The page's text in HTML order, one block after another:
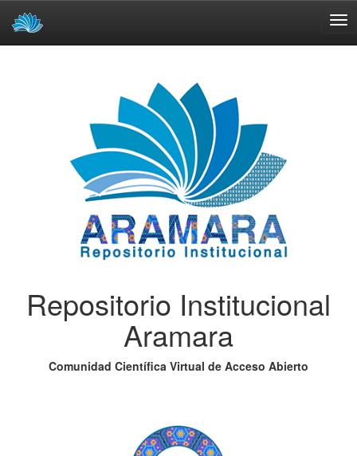
Repositorio Institucional
Aramara
Comunidad Científica Virtual de Acceso Abierto